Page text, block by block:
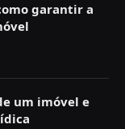
garantir a
um imóvel e